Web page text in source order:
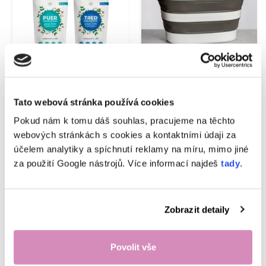
Tato webová stránka používá cookies
Pokud nám k tomu dáš souhlas, pracujeme na těchto
webových stránkách s cookies a kontaktními údaji za
účelem analytiky a spíchnutí reklamy na míru, mimo jiné
za použití Google nástrojů. Více informací najdeš tady.
Zobrazit detaily
Povolit vše
Od 505,00 Kč
Startovací balíček
nejoblíbenějších
produktů EcoHaus
skladem
399,00 Kč799,00 Kč
399,00 Kč/kus
Skládací koš na prádlo
26 l – Minimalistické
řešení pro každou
Sdílejte článek